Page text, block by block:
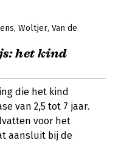
Woltjer Van de
het kind
die het kind
van 2,5 tot 7 jaar.
voor het
aansluit bij de